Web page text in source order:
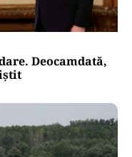
Deocamdată,